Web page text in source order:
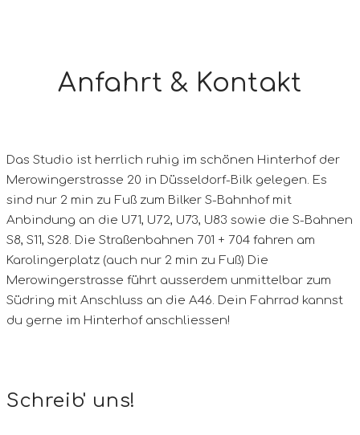
Anfahrt & Kontakt
Das Studio ist herrlich ruhig im schönen Hinterhof der
Merowingerstrasse 20 in Düsseldorf-Bilk gelegen. Es
sind nur 2 min zu Fuß zum Bilker S-Bahnhof mit
Anbindung an die U71, U72, U73, U83 sowie die S-Bahnen
S8, S11, S28. Die Straßenbahnen 701 + 704 fahren am
Karolingerplatz (auch nur 2 min zu Fuß) Die
Merowingerstrasse führt ausserdem unmittelbar zum
Südring mit Anschluss an die A46. Dein Fahrrad kannst
du gerne im Hinterhof anschliessen!
Schreib' uns!